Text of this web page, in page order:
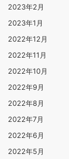
2023年2月
2023年1月
2022年12月
2022年11月
2022年10月
2022年9月
2022年8月
2022年7月
2022年6月
2022年5月